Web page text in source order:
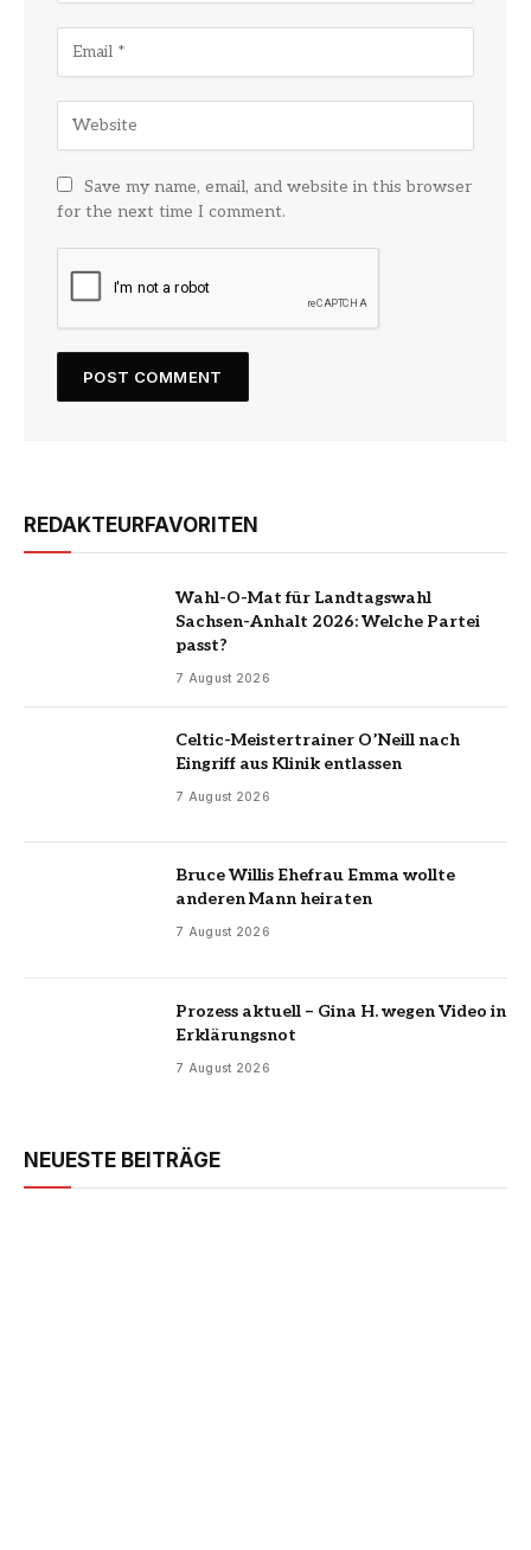
Save my name, email, and website in this browser
for the next time I comment.
REDAKTEURFAVORITEN
Wahl-O-Mat für Landtagswahl
Sachsen-Anhalt 2026: Welche Partei
passt?
7 August 2026
Celtic-Meistertrainer O’Neill nach
Eingriff aus Klinik entlassen
7 August 2026
Bruce Willis Ehefrau Emma wollte
anderen Mann heiraten
7 August 2026
Prozess aktuell – Gina H. wegen Video in
Erklärungsnot
7 August 2026
NEUESTE BEITRÄGE